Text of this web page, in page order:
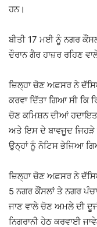
ਹਨ।
ਬੀਤੀ 17 ਮਈ ਨੂੰ ਨਗਰ
ਦੌਰਾਨ ਗੈਰ ਹਾਜ਼ਰ ਰਹਿਣ
ਜ਼ਿਲ੍ਹਾ ਚੋਣ ਅਫ਼ਸਰ ਨੇ
ਕਰਵਾ ਦਿੱਤਾ ਗਿਆ ਸੀ ਕਿ
ਚੋਣ ਕਮਿਸ਼ਨ ਦੀਆਂ
ਅਤੇ ਇਸ ਦੇ ਬਾਵਜੂਦ ਜਿਹੜੇ
ਉਨ੍ਹਾਂ ਨੂੰ ਨੋਟਿਸ ਭੇਜਿਆ
ਜ਼ਿਲ੍ਹਾ ਚੋਣ ਅਫ਼ਸਰ ਨੇ
5 ਨਗਰ ਕੌਂਸਲਾਂ ਤੇ ਨਗਰ
ਜਾਣ ਵਾਲੇ ਚੋਣ ਅਮਲੇ ਦੀ
ਨਿਗਰਾਨੀ ਹੇਠ ਕਰਵਾਈ